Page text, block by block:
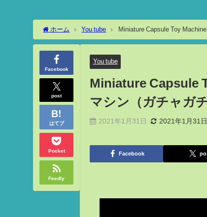
ホーム You tube Miniature Capsule Toy
Facebook
post
はてブ
Pocket
Feedly
You tube
Miniature Capsule
マシン（ガチャガ
2021年1月31日 2021年1月31日
Facebook